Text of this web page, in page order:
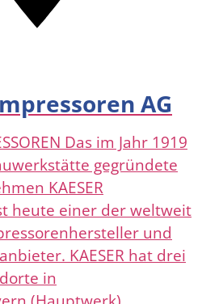
AG
Das im Jahr 1919
gegründete
KAESER
heute einer der weltweit
und
KAESER hat drei
in